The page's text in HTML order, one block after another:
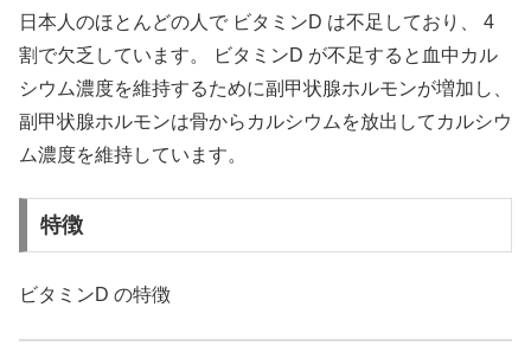
日本人のほとんどの人で ビタミンD は不足しており、 4
割で欠乏しています。 ビタミンD が不足すると血中カル
シウム濃度を維持するために副甲状腺ホルモンが増加し、
副甲状腺ホルモンは骨からカルシウムを放出してカルシウ
ム濃度を維持しています。
特徴
ビタミンD の特徴